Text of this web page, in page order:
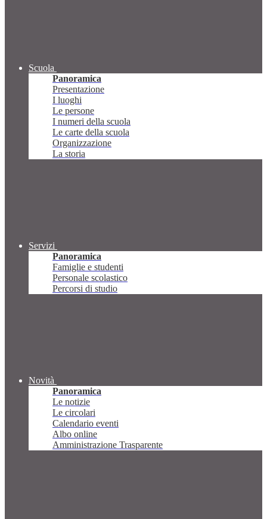
Scuola
Panoramica
Presentazione
I luoghi
Le persone
I numeri della scuola
Le carte della scuola
Organizzazione
La storia
Servizi
Panoramica
Famiglie e studenti
Personale scolastico
Percorsi di studio
Novità
Panoramica
Le notizie
Le circolari
Calendario eventi
Albo online
Amministrazione Trasparente